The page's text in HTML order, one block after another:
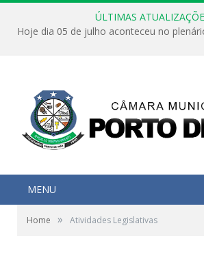
ÚLTIMAS
MENU
Home » Atividades Legislativas